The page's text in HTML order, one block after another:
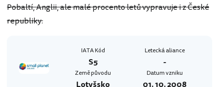
Pobaltí, Anglii, ale malé procento letů vypravuje i z České
republiky.
IATA Kód
S5
Letecká aliance
-
Země původu
Lotyšsko
Datum vzniku
01. 10. 2008